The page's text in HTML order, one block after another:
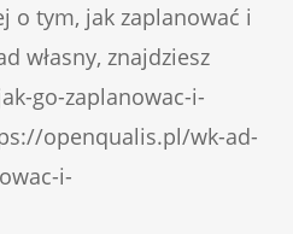
o tym, jak zaplanować i
własny, znajdziesz
go-zaplanowac-i-
openqualis.pl/wk-ad-
i-